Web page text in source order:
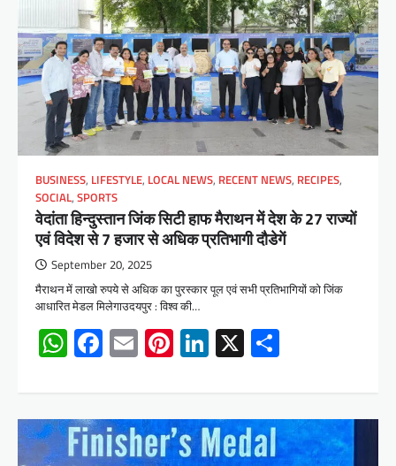
BUSINESS, LIFESTYLE, LOCAL NEWS, RECENT NEWS, RECIPES,
SOCIAL, SPORTS
वेदांता हिन्दुस्तान जिंक सिटी हाफ मैराथन में देश के 27 राज्यों
एवं विदेश से 7 हजार से अधिक प्रतिभागी दौडेगें
September 20, 2025
मैराथन में लाखो रुपये से अधिक का पुरस्कार पूल एवं सभी प्रतिभागियों को जिंक
आधारित मेडल मिलेगाउदयपुर : विश्व की…
WhatsApp
Facebook
EmailPinterest
LinkedIn
X